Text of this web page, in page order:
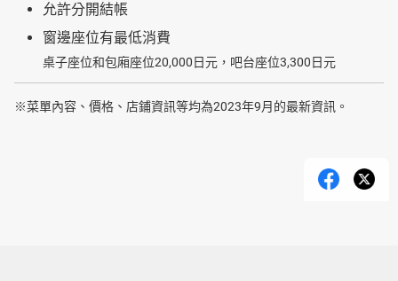
允許分開結帳
窗邊座位有最低消費
桌子座位和包廂座位20,000日元，吧台座位3,300日元
※菜單內容、價格、店鋪資訊等均為2023年9月的最新資訊。